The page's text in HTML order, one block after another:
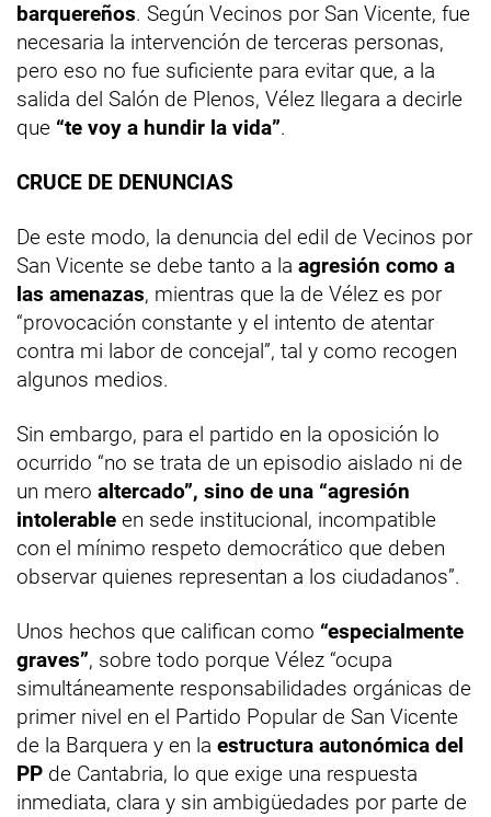
barquereños. Según Vecinos por San Vicente, fue
necesaria la intervención de terceras personas,
pero eso no fue suficiente para evitar que, a la
salida del Salón de Plenos, Vélez llegara a decirle
que “te voy a hundir la vida”.
CRUCE DE DENUNCIAS
De este modo, la denuncia del edil de Vecinos por
San Vicente se debe tanto a la agresión como a
las amenazas, mientras que la de Vélez es por
“provocación constante y el intento de atentar
contra mi labor de concejal”, tal y como recogen
algunos medios.
Sin embargo, para el partido en la oposición lo
ocurrido “no se trata de un episodio aislado ni de
un mero altercado”, sino de una “agresión
intolerable en sede institucional, incompatible
con el mínimo respeto democrático que deben
observar quienes representan a los ciudadanos”.
Unos hechos que califican como “especialmente
graves”, sobre todo porque Vélez “ocupa
simultáneamente responsabilidades orgánicas de
primer nivel en el Partido Popular de San Vicente
de la Barquera y en la estructura autonómica del
PP de Cantabria, lo que exige una respuesta
inmediata, clara y sin ambigüedades por parte de